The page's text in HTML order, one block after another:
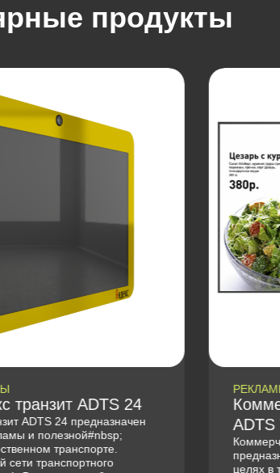
продукты
телевизор
43
ADTS TV box 43
использования в рекламных
сетях. Ресторанах, кафе, АЗС,